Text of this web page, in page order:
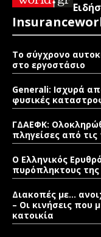
Το σύγχρονο
στο εργοστάσιο
Generali: Ισχυρά
φυσικές
ΓΔΑΕΦΚ:
πληγείσες από
Ο Ελληνικός
πυρόπληκτους της
Διακοπές με…
– Οι κινήσεις
κατοικία